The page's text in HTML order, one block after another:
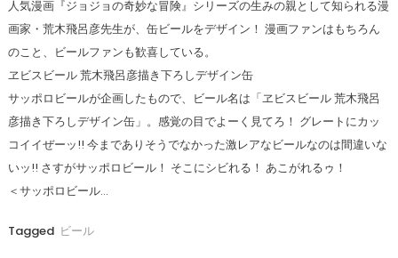
人気漫画『ジョジョの奇妙な冒険』シリーズの生みの親として知られる漫
画家・荒木飛呂彦先生が、缶ビールをデザイン！ 漫画ファンはもちろん
のこと、ビールファンも歓喜している。
ヱビスビール 荒木飛呂彦描き下ろしデザイン缶
サッポロビールが企画したもので、ビール名は「ヱビスビール 荒木飛呂
彦描き下ろしデザイン缶」。感覚の目でよーく見てろ！ グレートにカッ
コイイぜーッ!! 今までありそうでなかった激レアなビールなのは間違いな
いッ!! さすがサッポロビール！ そこにシビれる！ あこがれるゥ！
＜サッポロビール…
Tagged ビール